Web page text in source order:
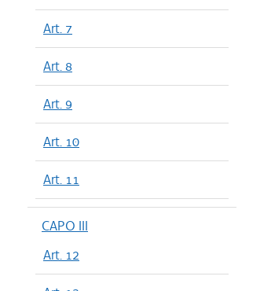
Art. 7
Art. 8
Art. 9
Art. 10
Art. 11
CAPO III
Art. 12